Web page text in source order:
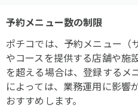
予約メニュー数の制限
ポチコでは、予約メニュー（
やコースを提供する店舗や施
を超える場合は、登録するメ
によっては、業務運用に影響
おすすめします。